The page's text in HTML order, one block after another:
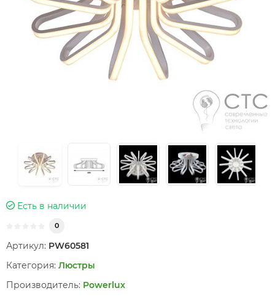
Есть в наличии
0
Артикул: PW60581
Категория: Люстры
Производитель: Powerlux